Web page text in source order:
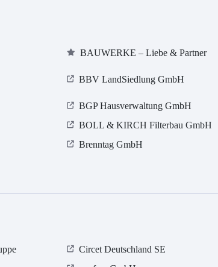
BAUWERKE – Liebe & Partner
BBV LandSiedlung GmbH
BGP Hausverwaltung GmbH
BOLL & KIRCH Filterbau GmbH
Brenntag GmbH
Circet Deutschland SE